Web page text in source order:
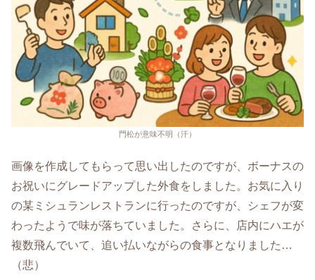
門松が意味不明（汗）
画像を作成してもらって思い出したのですが、ボーナスの
お祝いにグレードアップした外食をしました。お気に入り
の某ミシュランレストランに行ったのですが、シェフが変
わったようで味が落ちていました。さらに、店内にハエが
複数飛んでいて、追い払いながらの食事となりました…
（悲）